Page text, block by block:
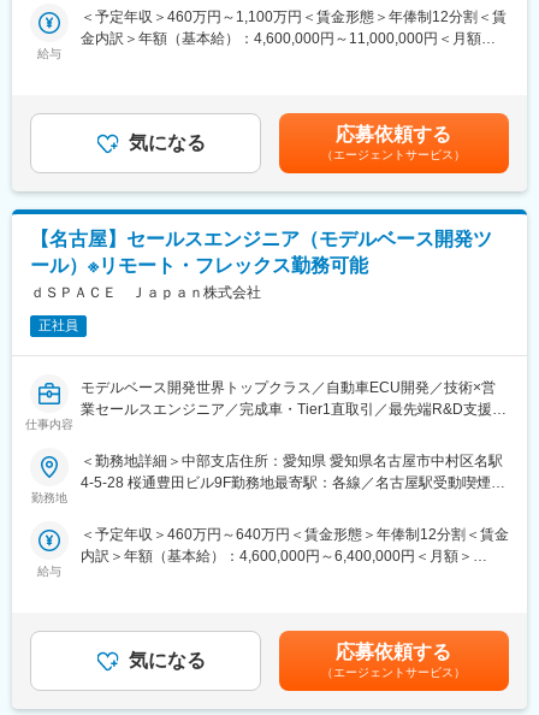
１名/Application Engineer１名/Admin１名）が在籍しておりま
す。
■当社について：
米国に本社を置くAMETEK Inc.の日本法人であり、分析機器・計
名を超える従業員を擁する業界有数の企業です。航空宇宙、防
衛、半導体、医療、エネルギー、研究開発分野など幅広い産業を
支えており、高度な分析・試験・測定技術に強みを持っていま
す。
変更の範囲：会社の指示する業務
営業活動をご担当いただきます。
【変更の範囲：会社の定める業務】
・開発課題に対するdSPACE製品・サービス・ソリューションの
創出と提案
・顧客要求仕様に対するdSPACE製品詳細仕様・性能の確認
・dSPACE Japan 技術部とdSPACEドイツ本国を交えたソリュー
ション企画のリード
・顧客に提供する製品・サービス・ソリューションの見積書作成
・見積書に対する合意形成のための折衝
ービス
ース開発とdSPACE製品の宣伝活動
顧客がモデルベース開発時に実施したいシミュレーション（例え
ば対人、対自動車、信号などを考慮に入れた自動運転のシミュレ
■仕事の魅力：
・顧客はメーカーのR&D部隊の選考開発に関わるエンジニアがメ
イン。最先端の自動車開発に関わることが可能です。
■募集背景：
給与
＜予定年収＞460万円～1,100万円＜賃金形態＞年俸制12分割＜賃
金内訳＞年額（基本給）：4,600,000円～11,000,000円＜月額＞
でも目安の金額であり、選考を通じて上下する可能性がありま
す。月給(月額)は固定手当を含めた表記です。
気になる 応募依頼する
（エージェントサービス）
【名古屋】セールスエンジニア（モデルベース開発ツ
ール）※リモート・フレックス勤務可能
ｄＳＰＡＣＥ Ｊａｐａｎ株式会社
正社員
仕事内容
モデルベース開発世界トップクラス／自動車ECU開発／技術×営
業セールスエンジニア／完成車・Tier1直取引／最先端R&D支援／
■概要：
セールスエンジニアとして技術的知識をもって、完成車メーカー
営業活動をご担当いただきます。
【変更の範囲：会社の定める業務】
・開発課題に対するdSPACE製品・サービス・ソリューションの
創出と提案
・顧客要求仕様に対するdSPACE製品詳細仕様・性能の確認
勤務地
＜勤務地詳細＞中部支店住所：愛知県 愛知県名古屋市中村区名駅
4-5-28 桜通豊田ビル9F勤務地最寄駅：各線／名古屋駅受動喫煙対
給与
＜予定年収＞460万円～640万円＜賃金形態＞年俸制12分割＜賃金
内訳＞年額（基本給）：4,600,000円～6,400,000円＜月額＞
目安の金額であり、選考を通じて上下する可能性があります。月
給(月額)は固定手当を含めた表記です。
気になる 応募依頼する
（エージェントサービス）